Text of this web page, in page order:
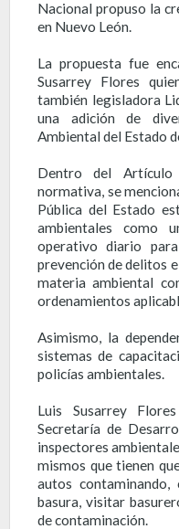
Nacional propuso la
en Nuevo León.
La propuesta fue
Susarrey Flores
también legisladora
una adición de
Ambiental del Estado
Dentro del
normativa, se
Pública del Estado
ambientales como
operativo diario
prevención de delitos
materia ambiental
ordenamientos
Asimismo, la
sistemas de
policías ambientales.
Luis Susarrey
Secretaría de
inspectores
mismos que tienen
autos
basura, visitar
de contaminación.